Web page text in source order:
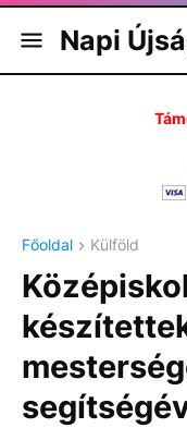
Napi
Főoldal Külföld